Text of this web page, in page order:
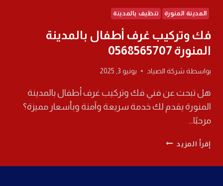
المدينة المنورة تنظيف بالمدينة
فك وتركيب غرف أطفال بالمدينة
المنورة 0568565707
بواسطة شركة الصياد يونيو 3, 2025
هل تبحث عن فني فك وتركيب غرف أطفال بالمدينة
المنورة يقدم لك خدمة سريعة وآمنة وبأسعار مميزة؟
مرحبًا…
إقرأ المزيد فك